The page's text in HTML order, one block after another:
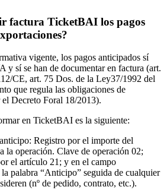
factura TicketBAI los pagos
vigente, los pagos anticipados sí
y sí se han de documentar en factura (art.
CE, art. 75 Dos. de la Ley37/1992 del
que regula las obligaciones de
Decreto Foral 18/2013).
en TicketBAI es la siguiente:
Registro por el importe del
la operación. Clave de operación 02;
el artículo 21; y en el campo
palabra “Anticipo” seguida de cualquier
(nº de pedido, contrato, etc.).